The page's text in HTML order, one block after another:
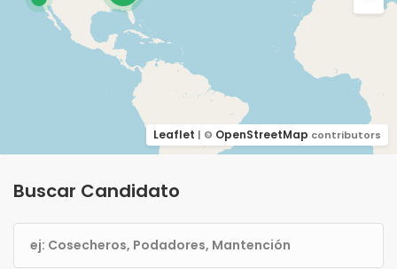
Buscar Candidato
Leaflet | © OpenStreetMap contributors